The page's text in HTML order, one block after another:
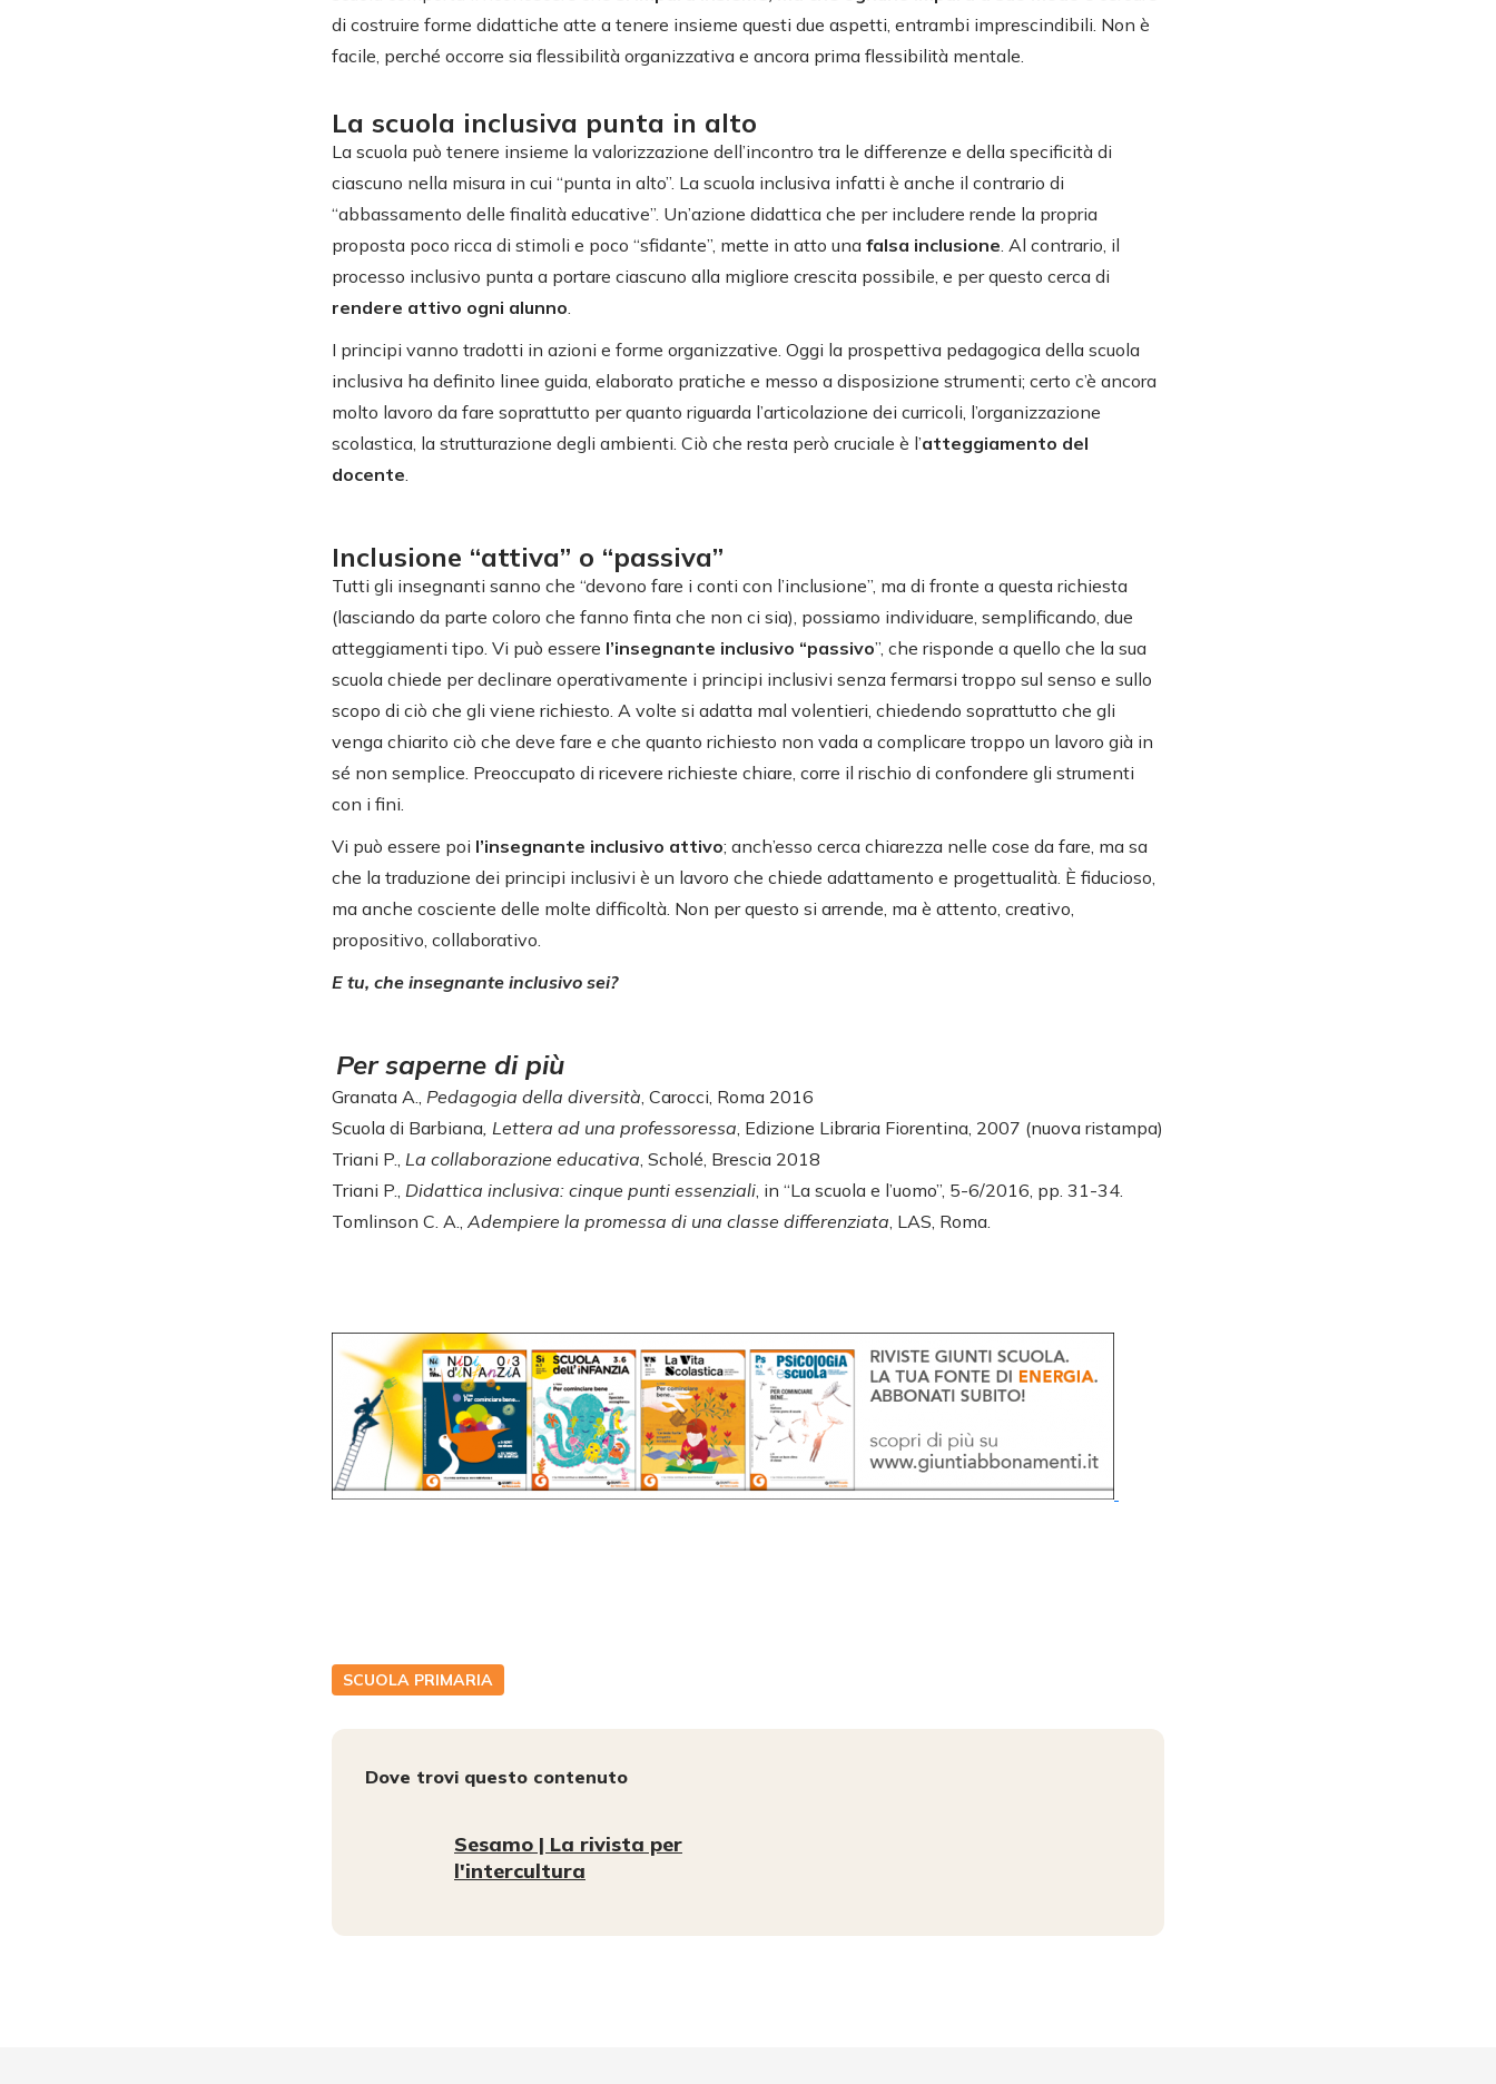
di costruire forme didattiche atte a tenere insieme questi due aspetti, entrambi imprescindibili. Non è
facile, perché occorre sia flessibilità organizzativa e ancora prima flessibilità mentale.
La scuola inclusiva punta in alto
La scuola può tenere insieme la valorizzazione dell’incontro tra le differenze e della specificità di
ciascuno nella misura in cui “punta in alto”. La scuola inclusiva infatti è anche il contrario di
“abbassamento delle finalità educative”. Un’azione didattica che per includere rende la propria
proposta poco ricca di stimoli e poco “sfidante”, mette in atto una falsa inclusione. Al contrario, il
processo inclusivo punta a portare ciascuno alla migliore crescita possibile, e per questo cerca di
rendere attivo ogni alunno.
I principi vanno tradotti in azioni e forme organizzative. Oggi la prospettiva pedagogica della scuola
inclusiva ha definito linee guida, elaborato pratiche e messo a disposizione strumenti; certo c’è ancora
molto lavoro da fare soprattutto per quanto riguarda l’articolazione dei curricoli, l’organizzazione
scolastica, la strutturazione degli ambienti. Ciò che resta però cruciale è l’atteggiamento del
docente.
Inclusione “attiva” o “passiva”
Tutti gli insegnanti sanno che “devono fare i conti con l’inclusione”, ma di fronte a questa richiesta
(lasciando da parte coloro che fanno finta che non ci sia), possiamo individuare, semplificando, due
atteggiamenti tipo. Vi può essere l’insegnante inclusivo “passivo”, che risponde a quello che la sua
scuola chiede per declinare operativamente i principi inclusivi senza fermarsi troppo sul senso e sullo
scopo di ciò che gli viene richiesto. A volte si adatta mal volentieri, chiedendo soprattutto che gli
venga chiarito ciò che deve fare e che quanto richiesto non vada a complicare troppo un lavoro già in
sé non semplice. Preoccupato di ricevere richieste chiare, corre il rischio di confondere gli strumenti
con i fini.
Vi può essere poi l’insegnante inclusivo attivo; anch’esso cerca chiarezza nelle cose da fare, ma sa
che la traduzione dei principi inclusivi è un lavoro che chiede adattamento e progettualità. È fiducioso,
ma anche cosciente delle molte difficoltà. Non per questo si arrende, ma è attento, creativo,
propositivo, collaborativo.
E tu, che insegnante inclusivo sei?
Per saperne di più
Granata A., Pedagogia della diversità, Carocci, Roma 2016
Scuola di Barbiana, Lettera ad una professoressa, Edizione Libraria Fiorentina, 2007 (nuova ristampa)
Triani P., La collaborazione educativa, Scholé, Brescia 2018
Triani P., Didattica inclusiva: cinque punti essenziali, in “La scuola e l’uomo”, 5-6/2016, pp. 31-34.
Tomlinson C. A., Adempiere la promessa di una classe differenziata, LAS, Roma.
SCUOLA PRIMARIA
Dove trovi questo contenuto
Sesamo | La rivista per
l'intercultura